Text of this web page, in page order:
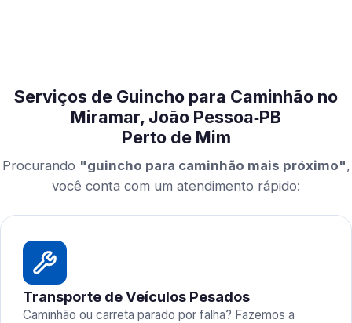
Serviços de Guincho para Caminhão no
Miramar, João Pessoa‑PB
Perto de Mim
Procurando "guincho para caminhão mais próximo",
você conta com um atendimento rápido:
Transporte de Veículos Pesados
Caminhão ou carreta parado por falha? Fazemos a